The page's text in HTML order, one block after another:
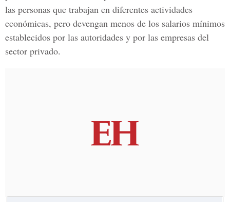
las personas que trabajan en diferentes actividades
económicas, pero devengan menos de los salarios mínimos
establecidos por las autoridades y por las empresas del
sector privado.